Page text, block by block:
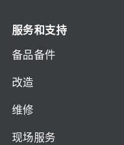
服务和支持
备品备件
改造
维修
现场服务